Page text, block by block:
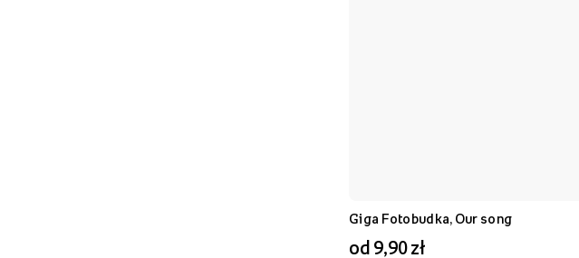
Giga Fotobudka, Our song
od 9,90 zł